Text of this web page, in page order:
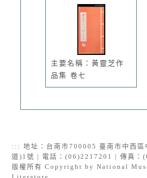
主要名稱：黃靈芝作
品集 卷七
::: 地址：台南市700005 臺南市中西區
道)1號 | 電話：(06)2217201 | 傳真：
版權所有 Copyright by National